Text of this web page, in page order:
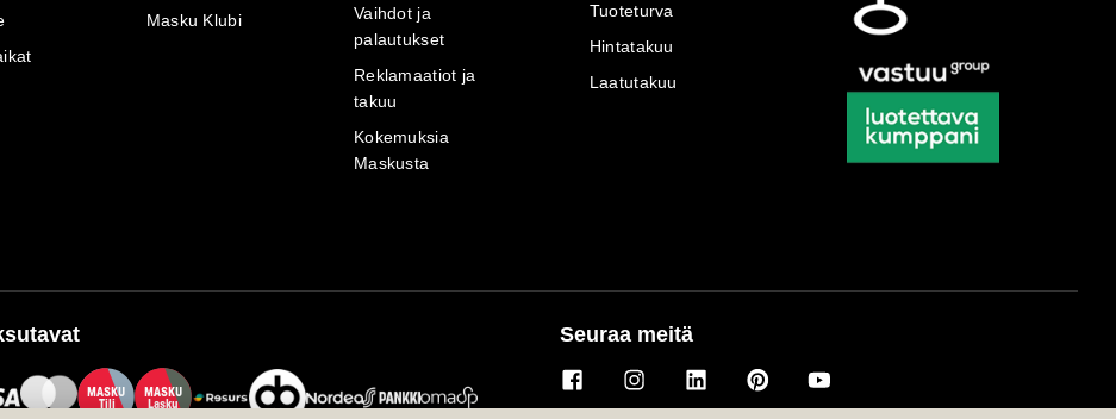
Masku Klubi
Vaihdot ja
palautukset
Reklamaatiot ja
takuu
Kokemuksia
Maskusta
Tuoteturva
Hintatakuu
Laatutakuu
MASKU
Tili
MASKU
Lasku
Seuraa meitä